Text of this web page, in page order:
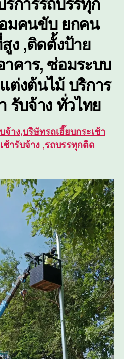
มคนขับ ยกคน
ง ,ติดตั้งป้าย
คาร, ซ่อมระบบ
ต่งต้นไม้ บริการ
รับจ้าง ทั่วไทย
จ้าง,บริษัทรถเฮี๊ยบกระเช้า
ช้ารับจ้าง ,รถบรรทุกติด